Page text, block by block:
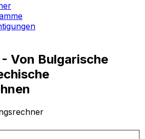
- Von Bulgarische